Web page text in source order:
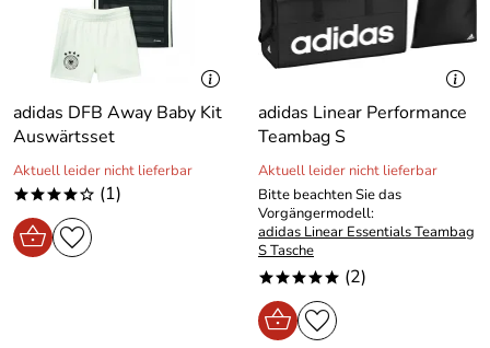
adidas DFB Away Baby Kit
Auswärtsset
Aktuell leider nicht lieferbar
****o (1)
adidas Linear Performance
Teambag S
Aktuell leider nicht lieferbar
Bitte beachten Sie das
Vorgängermodell:
adidas Linear Essentials Teambag
S Tasche
***** (2)